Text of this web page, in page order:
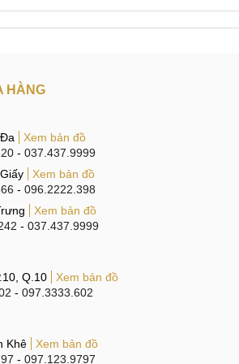
Star.
nhẹ nhàng, không nên để chung với
vật nặng... tránh các va đập mạnh.
tới Mobilecity để chọn cho mình một
lưng, nắp lưng samsung
J7 Duo, J7 Plus, J7 Prime, J7
J7 Prime, J7 Pro, J7 Star tại mobile
city
HÀNG
Xem bản đồ
- 037.437.9999
Xem bản đồ
- 096.2222.398
Xem bản đồ
- 037.437.9999
Q.10
Xem bản đồ
- 097.3333.602
Khê
Xem bản đồ
- 097.123.9797